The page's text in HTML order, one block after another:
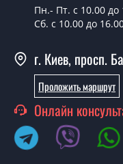
У вас
Да, мы имеем
полотен.
Вы делаете
Пн.- Пт. с 10.00 до
Сб. с 10.00 до
г. Киев, просп.
Проложить маршрут
Онлайн